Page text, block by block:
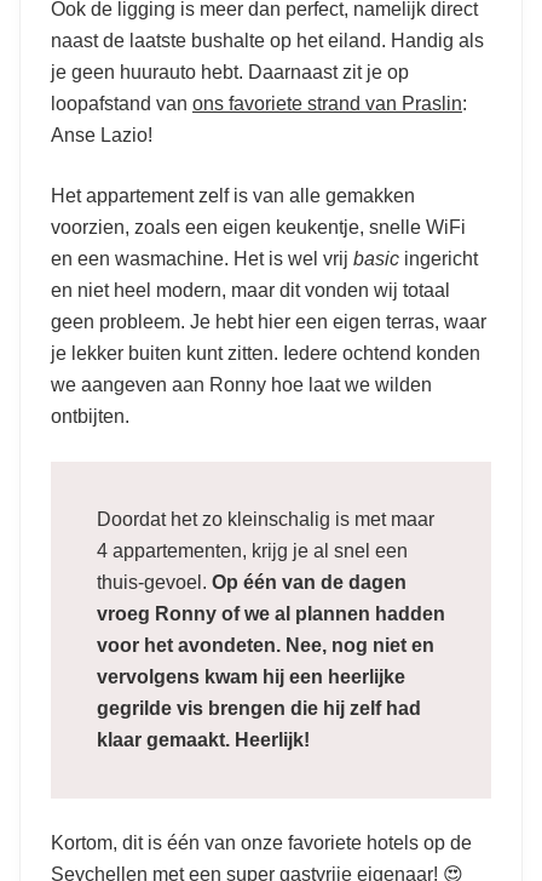
is waar wij hebben overnacht
Ook de ligging is meer dan perfect, namelijk direct
naast de laatste bushalte op het eiland. Handig als
je geen huurauto hebt. Daarnaast zit je op
loopafstand van ons favoriete strand van Praslin:
Anse Lazio!
Het appartement zelf is van alle gemakken
voorzien, zoals een eigen keukentje, snelle WiFi
en een wasmachine. Het is wel vrij basic ingericht
en niet heel modern, maar dit vonden wij totaal
geen probleem. Je hebt hier een eigen terras, waar
je lekker buiten kunt zitten. Iedere ochtend konden
we aangeven aan Ronny hoe laat we wilden
ontbijten.
Doordat het zo kleinschalig is met maar
4 appartementen, krijg je al snel een
thuis-gevoel. Op één van de dagen
vroeg Ronny of we al plannen hadden
voor het avondeten. Nee, nog niet en
vervolgens kwam hij een heerlijke
gegrilde vis brengen die hij zelf had
klaar gemaakt. Heerlijk!
Kortom, dit is één van onze favoriete hotels op de
Seychellen met een super gastvrije eigenaar! 😍